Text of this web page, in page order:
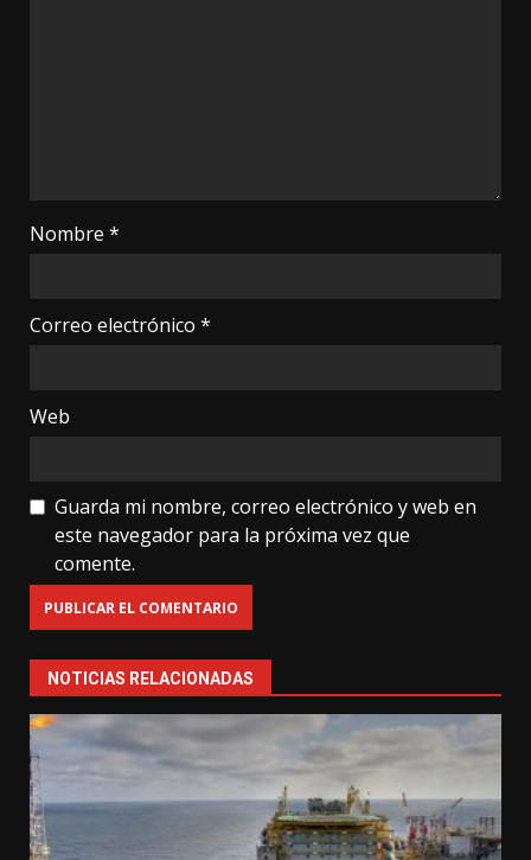
Nombre *
Correo electrónico *
Web
Guarda mi nombre, correo electrónico y web en
este navegador para la próxima vez que
comente.
NOTICIAS RELACIONADAS